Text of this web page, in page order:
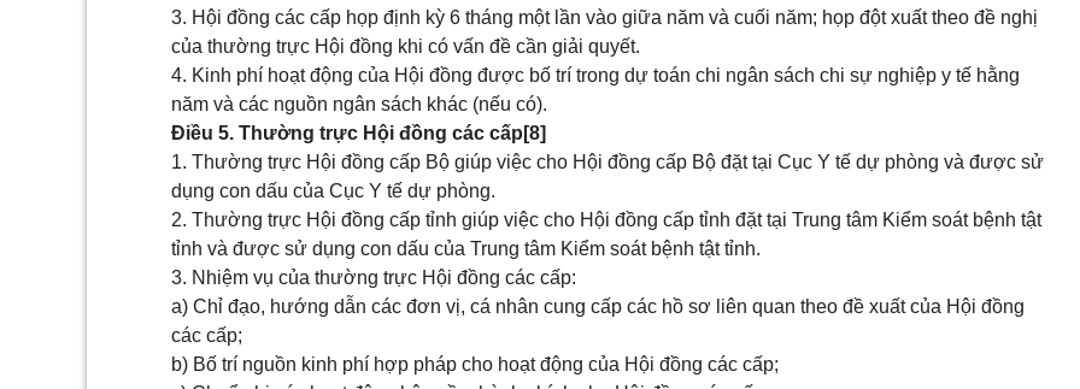
3. Hội đồng các cấp họp định kỳ 6 tháng một lần vào giữa năm và cuối năm; họp đột xuất theo đề nghị
của thường trực Hội đồng khi có vấn đề cần giải quyết.
4. Kinh phí hoạt động của Hội đồng được bố trí trong dự toán chi ngân sách chi sự nghiệp y tế hằng
năm và các nguồn ngân sách khác (nếu có).
Điều 5. Thường trực Hội đồng các cấp [8]
1. Thường trực Hội đồng cấp Bộ giúp việc cho Hội đồng cấp Bộ đặt tại Cục Y tế dự phòng và được sử
dụng con dấu của Cục Y tế dự phòng.
2. Thường trực Hội đồng cấp tỉnh giúp việc cho Hội đồng cấp tỉnh đặt tại Trung tâm Kiểm soát bệnh tật
tỉnh và được sử dụng con dấu của Trung tâm Kiểm soát bệnh tật tỉnh.
3. Nhiệm vụ của thường trực Hội đồng các cấp:
a) Chỉ đạo, hướng dẫn các đơn vị, cá nhân cung cấp các hồ sơ liên quan theo đề xuất của Hội đồng
các cấp;
b) Bố trí nguồn kinh phí hợp pháp cho hoạt động của Hội đồng các cấp;